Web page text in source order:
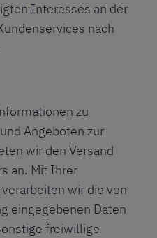
Interesses an der
nach
zu
Angeboten zur
wir den Versand
an. Mit Ihrer
wir die von
eingegebenen Daten
freiwillige